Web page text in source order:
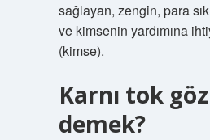
sağlayan, zengin, para
ve kimsenin yardımına
(kimse).
Karnı tok
demek?